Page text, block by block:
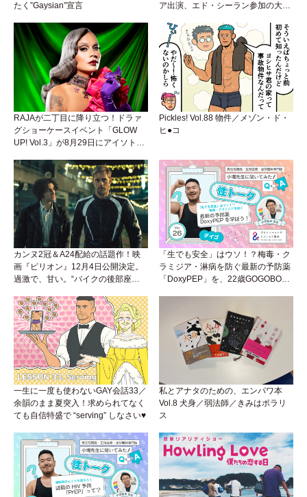
たく”Gaysian”宣言
ア出演、エド・シーラン参加の大胆
RAJAが二丁目に降り立つ！ドラァ
グショーケースイベント「GLOW
UP! Vol.3」が8月29日にアイソトー
Pickles! Vol.88 物件／メゾン・ド・
ヒ●コ
カンヌ2冠＆A24配給の話題作！映
画『ピリオン』12月4日公開決定。
過激で、甘い。“バイクの後部座
「生でも安全」はウソ！？梅毒・ク
ラミジア・淋病を防ぐ最新の予防薬
「DoxyPEP」を、22歳GOGOBOY
（Vol.26）
一生に一度も使わないGAY会話33／
余韻のまま夏突入！求められてなく
ても自信特盛で “serving” しなさい♥
私とアナタのための、エンパワ本
Vol.8 犬身／弱法師／きみはポラリ
ス